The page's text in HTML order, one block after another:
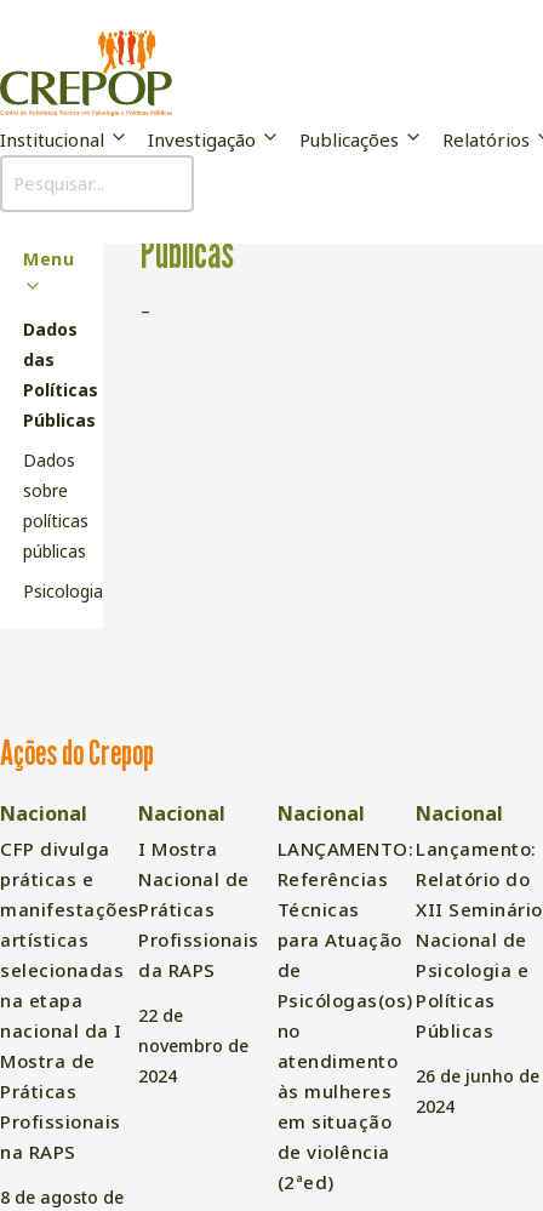
Institucional Investigação Publicações Relatórios
Menu
Dados
das
Políticas
Públicas
Dados
sobre
políticas
públicas
Psicologia
Dados das Políticas
Públicas
–
Ações do Crepop
Nacional
CFP divulga
práticas e
manifestações
artísticas
selecionadas
na etapa
nacional da I
Mostra de
Práticas
Profissionais
na RAPS
8 de agosto de
Nacional
I Mostra
Nacional de
Práticas
Profissionais
da RAPS
22 de
novembro de
2024
Nacional
LANÇAMENTO:
Referências
Técnicas
para Atuação
de
Psicólogas(os)
no
atendimento
às mulheres
em situação
de violência
(2ªed)
Nacional
Lançamento:
Relatório do
XII Seminário
Nacional de
Psicologia e
Políticas
Públicas
26 de junho de
2024